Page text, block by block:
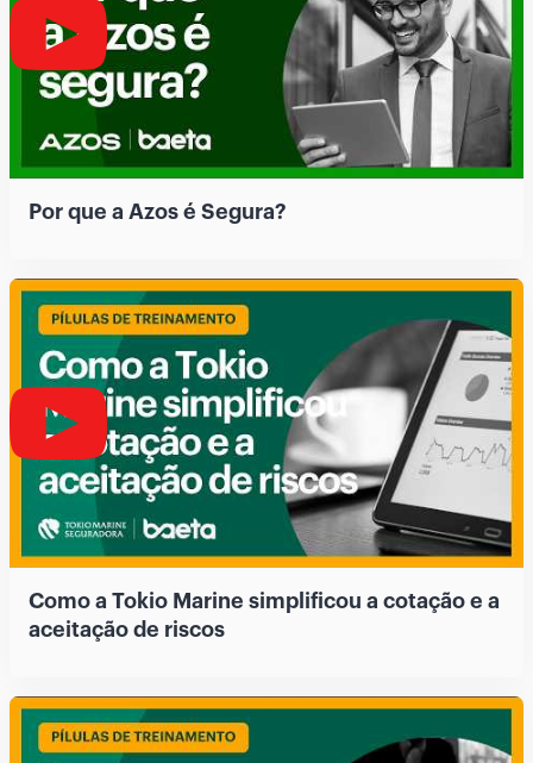
Por que a Azos é Segura?
Como a Tokio Marine simplificou a cotação e a
aceitação de riscos